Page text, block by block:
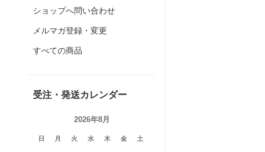
ショップへ問い合わせ
メルマガ登録・変更
すべての商品
受注・発送カレンダー
2026年8月
日 月 火 水 木 金 土